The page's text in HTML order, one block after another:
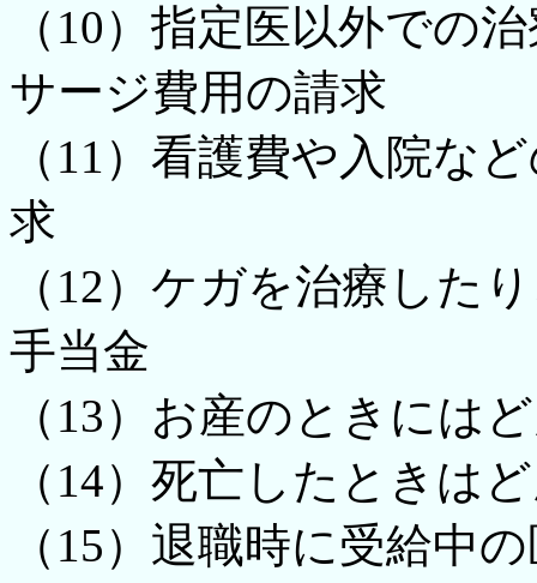
（10）指定医以外での
サージ費用の請求
（11）看護費や入院な
求
（12）ケガを治療した
手当金
（13）お産のときには
（14）死亡したときは
（15）退職時に受給中